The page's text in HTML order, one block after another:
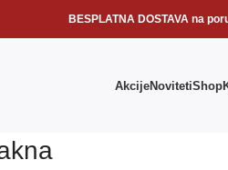
BESPLATNA DOSTAVA na
AkcijeNovitetiShop